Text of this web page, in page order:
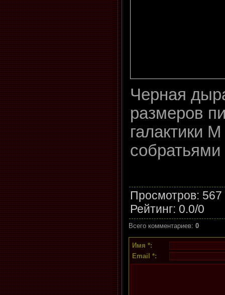
Черная
размеров
галактики
собратьями
Просмотров:
Рейтинг: 0.0/0
Всего комментариев: 0
Имя *:
Email *: